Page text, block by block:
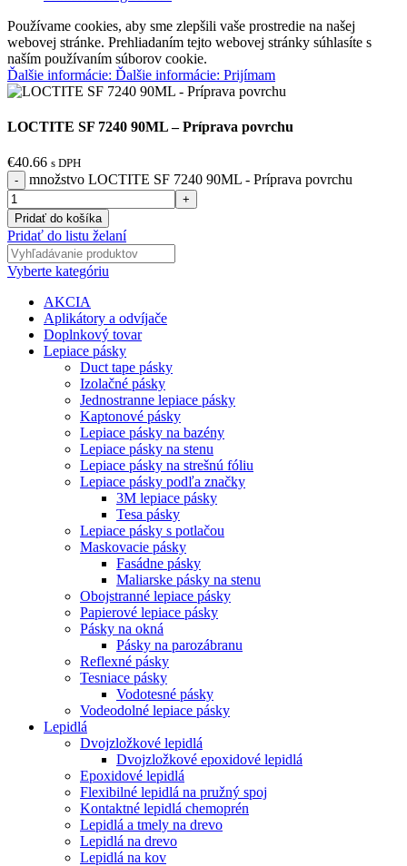
Používame cookies, aby sme zlepšili vaše prostredie na našej
webovej stránke. Prehliadaním tejto webovej stránky súhlasíte s
naším používaním súborov cookie.
Ďalšie informácie: Ďalšie informácie: Prijímam
LOCTITE SF 7240 90ML – Príprava povrchu
€40.66 s DPH
množstvo LOCTITE SF 7240 90ML - Príprava povrchu
Pridať do košíka
Pridať do listu želaní
Vyberte kategóriu
AKCIA
Aplikátory a odvíjače
Doplnkový tovar
Lepiace pásky
Duct tape pásky
Izolačné pásky
Jednostranne lepiace pásky
Kaptonové pásky
Lepiace pásky na bazény
Lepiace pásky na stenu
Lepiace pásky na strešnú fóliu
Lepiace pásky podľa značky
3M lepiace pásky
Tesa pásky
Lepiace pásky s potlačou
Maskovacie pásky
Fasádne pásky
Maliarske pásky na stenu
Obojstranné lepiace pásky
Papierové lepiace pásky
Pásky na okná
Pásky na parozábranu
Reflexné pásky
Tesniace pásky
Vodotesné pásky
Vodeodolné lepiace pásky
Lepidlá
Dvojzložkové lepidlá
Dvojzložkové epoxidové lepidlá
Epoxidové lepidlá
Flexibilné lepidlá na pružný spoj
Kontaktné lepidlá chemoprén
Lepidlá a tmely na drevo
Lepidlá na drevo
Lepidlá na kov